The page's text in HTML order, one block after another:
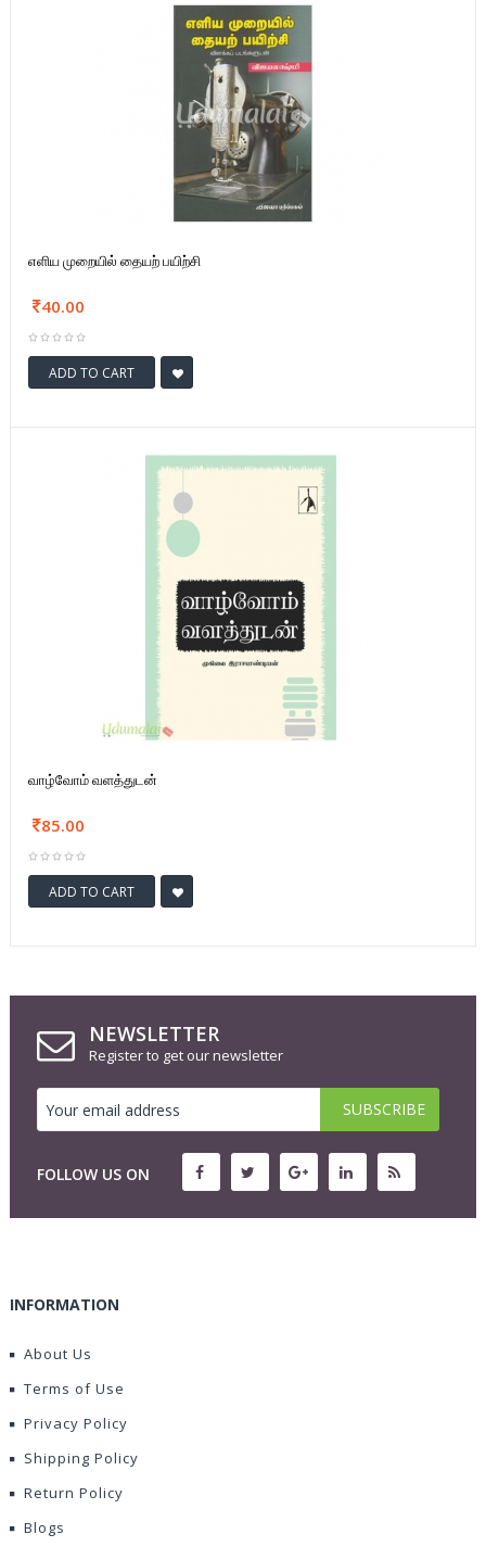
எளிய முறையில் தையற் பயிற்சி
40.00
ADD TO CART
வாழ்வோம் வளத்துடன்
85.00
ADD TO CART
NEWSLETTER
Register to get our newsletter
FOLLOW US ON
INFORMATION
About Us
Terms of Use
Privacy Policy
Shipping Policy
Return Policy
Blogs